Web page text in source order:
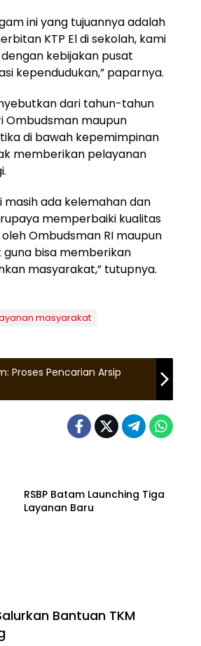
ini yang tujuannya adalah
KTP El di sekolah, kami
kebijakan pusat
kependudukan,” paparnya.
dari tahun-tahun
Ombudsman maupun
di bawah kepemimpinan
memberikan pelayanan
ada kelemahan dan
memperbaiki kualitas
Ombudsman RI maupun
bisa memberikan
masyarakat,” tutupnya.
masyarakat
Proses Pencarian Arsip
RSBP Batam Launching Tiga
Layanan Baru
Bantuan TKM